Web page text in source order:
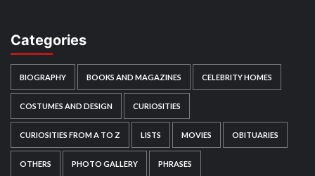
Categories
BIOGRAPHY BOOKS AND MAGAZINES CELEBRITY HOMES
COSTUMES AND DESIGN CURIOSITIES
CURIOSITIES FROM A TO Z LISTS MOVIES OBITUARIES
OTHERS PHOTO GALLERY PHRASES